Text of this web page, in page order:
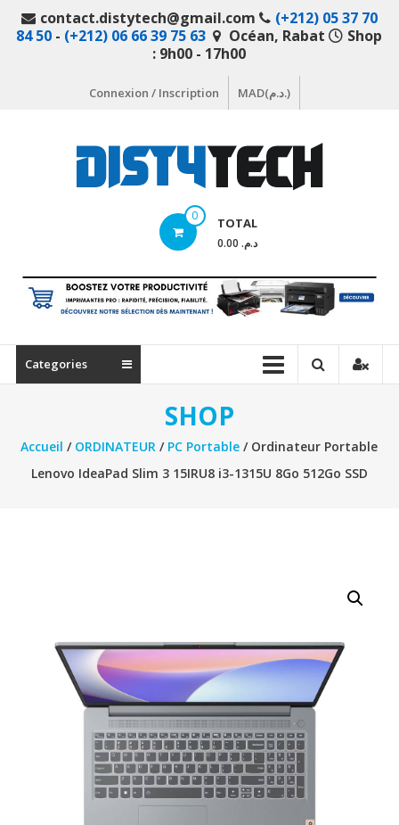
contact.distytech@gmail.com
(+212) 05 37 70
84 50 - (+212) 06 66 39 75 63 Océan, Rabat
Shop
: 9h00 - 17h00
Connexion / Inscription MAD(د.م.)
en
ligne
matériel
informatique
0 TOTAL
د.م. 0.00
Categories
SHOP
Accueil / ORDINATEUR / PC Portable / Ordinateur Portable
Lenovo IdeaPad Slim 3 15IRU8 i3-1315U 8Go 512Go SSD